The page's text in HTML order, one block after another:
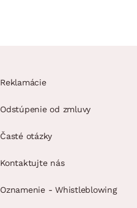
Reklamácie
Odstúpenie od zmluvy
Časté otázky
Kontaktujte nás
Oznamenie - Whistleblowing